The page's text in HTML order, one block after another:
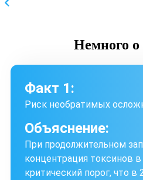
Немного
Факт 1:
Риск необратимых
Объяснение:
При продолжительном
концентрация токсинов
критический порог, что в